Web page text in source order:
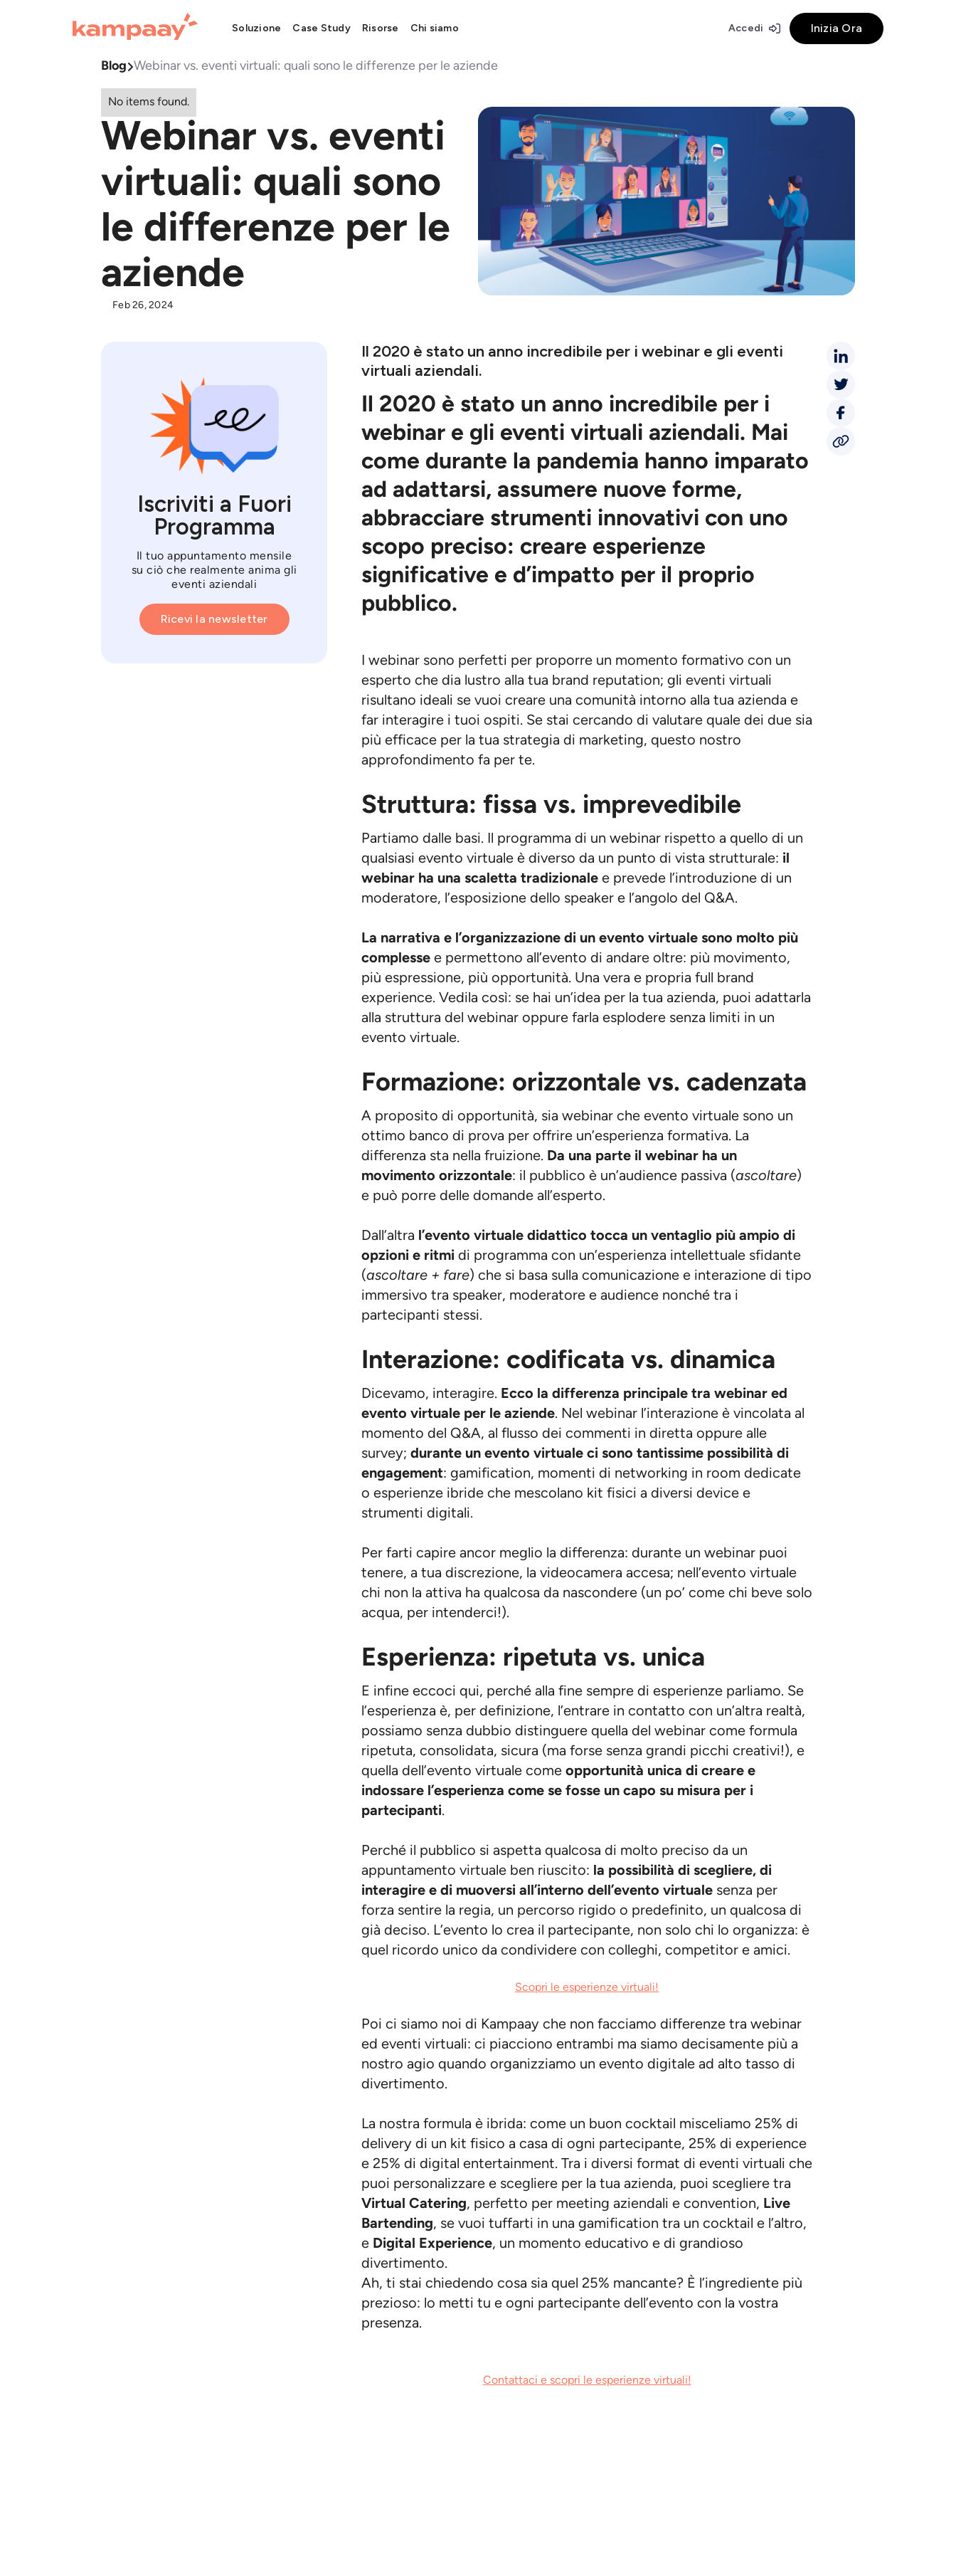
Soluzione Case Study Risorse Chi siamo Accedi  Inizia Ora
Esplora 
BlogWebinar vs. eventi virtuali: quali sono le differenze per le aziende
No items found.
Webinar vs. eventi
virtuali: quali sono
le differenze per le
aziende
Feb 26, 2024
Iscriviti a Fuori
Programma
Il tuo appuntamento mensile
su ciò che realmente anima gli
eventi aziendali
Ricevi la newsletter
Il 2020 è stato un anno incredibile per i webinar e gli eventi
virtuali aziendali.
Il 2020 è stato un anno incredibile per i
webinar e gli eventi virtuali aziendali. Mai
come durante la pandemia hanno imparato
ad adattarsi, assumere nuove forme,
abbracciare strumenti innovativi con uno
scopo preciso: creare esperienze
significative e d’impatto per il proprio
pubblico.
I webinar sono perfetti per proporre un momento formativo con un
esperto che dia lustro alla tua brand reputation; gli eventi virtuali
risultano ideali se vuoi creare una comunità intorno alla tua azienda e
far interagire i tuoi ospiti. Se stai cercando di valutare quale dei due sia
più efficace per la tua strategia di marketing, questo nostro
approfondimento fa per te.
Struttura: fissa vs. imprevedibile
Partiamo dalle basi. Il programma di un webinar rispetto a quello di un
qualsiasi evento virtuale è diverso da un punto di vista strutturale: il
webinar ha una scaletta tradizionale e prevede l’introduzione di un
moderatore, l’esposizione dello speaker e l’angolo del Q&A.
La narrativa e l’organizzazione di un evento virtuale sono molto più
complesse e permettono all’evento di andare oltre: più movimento,
più espressione, più opportunità. Una vera e propria full brand
experience. Vedila così: se hai un’idea per la tua azienda, puoi adattarla
alla struttura del webinar oppure farla esplodere senza limiti in un
evento virtuale.
Formazione: orizzontale vs. cadenzata
A proposito di opportunità, sia webinar che evento virtuale sono un
ottimo banco di prova per offrire un’esperienza formativa. La
differenza sta nella fruizione. Da una parte il webinar ha un
movimento orizzontale: il pubblico è un’audience passiva (ascoltare)
e può porre delle domande all’esperto.
Dall’altra l’evento virtuale didattico tocca un ventaglio più ampio di
opzioni e ritmi di programma con un’esperienza intellettuale sfidante
(ascoltare + fare) che si basa sulla comunicazione e interazione di tipo
immersivo tra speaker, moderatore e audience nonché tra i
partecipanti stessi.
Interazione: codificata vs. dinamica
Dicevamo, interagire. Ecco la differenza principale tra webinar ed
evento virtuale per le aziende. Nel webinar l’interazione è vincolata al
momento del Q&A, al flusso dei commenti in diretta oppure alle
survey; durante un evento virtuale ci sono tantissime possibilità di
engagement: gamification, momenti di networking in room dedicate
o esperienze ibride che mescolano kit fisici a diversi device e
strumenti digitali.
Per farti capire ancor meglio la differenza: durante un webinar puoi
tenere, a tua discrezione, la videocamera accesa; nell’evento virtuale
chi non la attiva ha qualcosa da nascondere (un po’ come chi beve solo
acqua, per intenderci!).
Esperienza: ripetuta vs. unica
E infine eccoci qui, perché alla fine sempre di esperienze parliamo. Se
l’esperienza è, per definizione, l’entrare in contatto con un’altra realtà,
possiamo senza dubbio distinguere quella del webinar come formula
ripetuta, consolidata, sicura (ma forse senza grandi picchi creativi!), e
quella dell’evento virtuale come opportunità unica di creare e
indossare l’esperienza come se fosse un capo su misura per i
partecipanti.
Perché il pubblico si aspetta qualcosa di molto preciso da un
appuntamento virtuale ben riuscito: la possibilità di scegliere, di
interagire e di muoversi all’interno dell’evento virtuale senza per
forza sentire la regia, un percorso rigido o predefinito, un qualcosa di
già deciso. L’evento lo crea il partecipante, non solo chi lo organizza: è
quel ricordo unico da condividere con colleghi, competitor e amici.
Scopri le esperienze virtuali!
Poi ci siamo noi di Kampaay che non facciamo differenze tra webinar
ed eventi virtuali: ci piacciono entrambi ma siamo decisamente più a
nostro agio quando organizziamo un evento digitale ad alto tasso di
divertimento.
La nostra formula è ibrida: come un buon cocktail misceliamo 25% di
delivery di un kit fisico a casa di ogni partecipante, 25% di experience
e 25% di digital entertainment. Tra i diversi format di eventi virtuali che
puoi personalizzare e scegliere per la tua azienda, puoi scegliere tra
Virtual Catering, perfetto per meeting aziendali e convention, Live
Bartending, se vuoi tuffarti in una gamification tra un cocktail e l’altro,
e Digital Experience, un momento educativo e di grandioso
divertimento.
Ah, ti stai chiedendo cosa sia quel 25% mancante? È l’ingrediente più
prezioso: lo metti tu e ogni partecipante dell’evento con la vostra
presenza.
Contattaci e scopri le esperienze virtuali!